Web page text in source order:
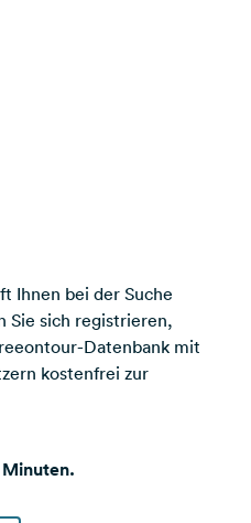
Ihnen bei der Suche
Sie sich registrieren,
Datenbank mit
kostenfrei zur